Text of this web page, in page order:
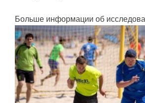
Больше информации об